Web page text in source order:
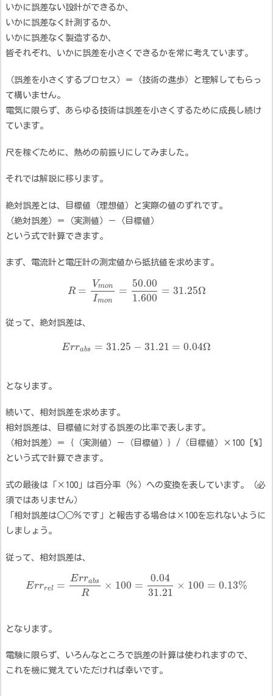
いかに誤差ない設計ができるか、
いかに誤差なく計測するか、
いかに誤差なく製造するか、
皆それぞれ、いかに誤差を小さくできるかを常に考えています。
（誤差を小さくするプロセス）＝（技術の進歩）と理解してもらっ
て構いません。
電気に限らず、あらゆる技術は誤差を小さくするために成長し続け
ています。
尺を稼ぐために、熱めの前振りにしてみました。
それでは解説に移ります。
絶対誤差とは、目標値（理想値）と実際の値のずれです。
（絶対誤差）＝（実測値）－（目標値）
という式で計算できます。
まず、電流計と電圧計の測定値から抵抗値を求めます。
R =
Vmon
Imon
=
50.00
1.600
= 31.25Ω
従って、絶対誤差は、
Errabs = 31.25 − 31.21 = 0.04Ω
となります。
続いて、相対誤差を求めます。
相対誤差は、目標値に対する誤差の比率で表します。
（相対誤差）＝｛（実測値）－（目標値）｝/（目標値）×100 [%]
という式で計算できます。
式の最後は「×100」は百分率（％）への変換を表しています。（必
須ではありません）
「相対誤差は○○％です」と報告する場合は×100を忘れないように
しましょう。
従って、相対誤差は、
Errrel =
Errabs
R
× 100 =
0.04
31.21
× 100 = 0.13%
となります。
電験に限らず、いろんなところで誤差の計算は使われますので、
これを機に覚えていただければ幸いです。